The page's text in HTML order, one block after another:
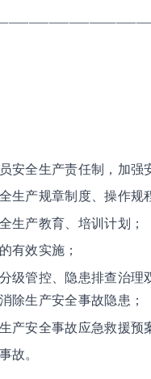
安全生产责任制，加强
生产规章制度、操作规
生产教育、培训计划；
有效实施；
级管控、隐患排查治理
除生产安全事故隐患；
产安全事故应急救援预
故。